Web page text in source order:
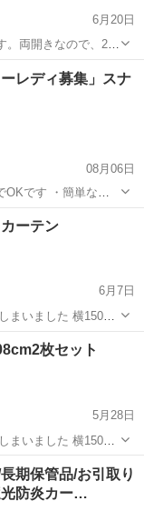
6月20日
。両開きなので、2枚
カテンの2枚になり
ご覧いただきありがとうございます。
ンド
レディ募集」スナ
08月06日
OKです ・簡単なド
いことはお願いしま
笑顔がステキな方
ーテン
6月7日
した 横150cm
、ブラインド
枚セット
5月28日
した 横150cm
、ブラインド
期保管品/お引取り
光防炎カー…